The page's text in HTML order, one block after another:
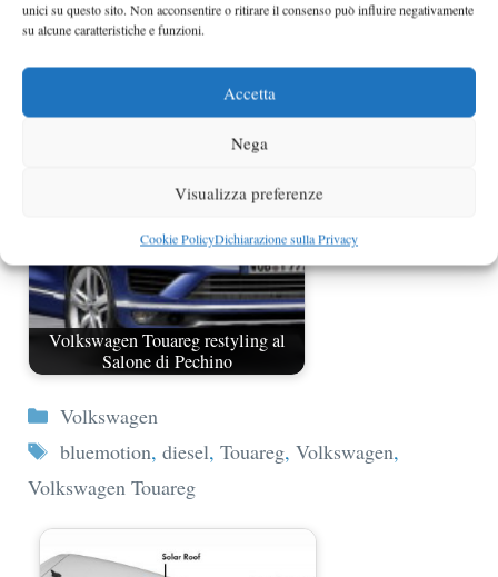
unici su questo sito. Non acconsentire o ritirare il consenso può influire negativamente
su alcune caratteristiche e funzioni.
Accetta
Nega
Visualizza preferenze
Cookie PolicyDichiarazione sulla Privacy
Ancora foto spia Volkswagen
Volkswagen Touareg restyling al
Salone di Pechino
Categorie
Volkswagen
Tag
bluemotion, diesel, Touareg, Volkswagen,
Volkswagen Touareg